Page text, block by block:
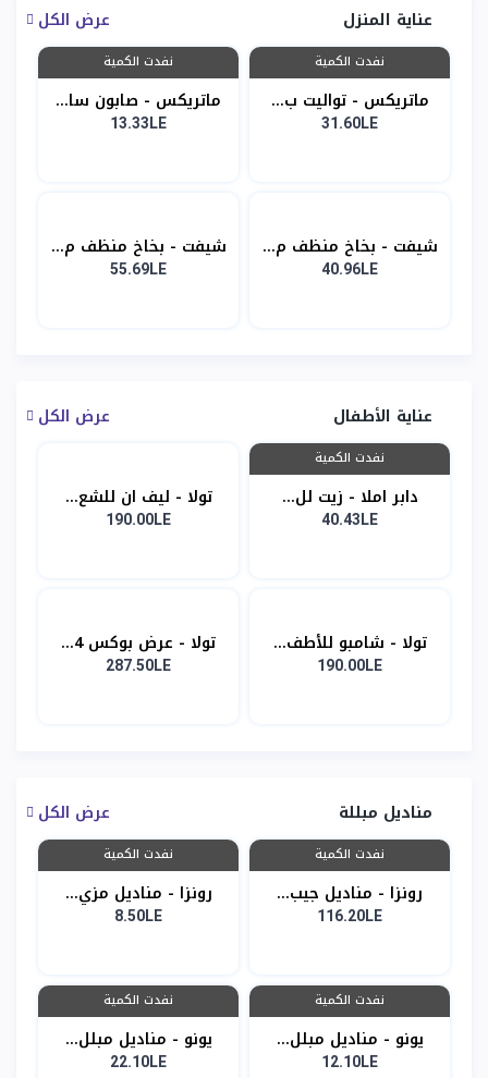
عناية المنزل عرض الكل
نفدت الكمية
ماتريكس - تواليت ب...
31.60LE
نفدت الكمية
ماتريكس - صابون سا...
13.33LE
شيفت - بخاخ منظف م...
40.96LE
شيفت - بخاخ منظف م...
55.69LE
عناية الأطفال عرض الكل
نفدت الكمية
دابر املا - زيت لل...
40.43LE
تولا - ليف ان للشع...
190.00LE
تولا - شامبو للأطف...
190.00LE
تولا - عرض بوكس 4...
287.50LE
مناديل مبللة عرض الكل
نفدت الكمية
رونزا - مناديل جيب...
116.20LE
نفدت الكمية
رونزا - مناديل مزي...
8.50LE
نفدت الكمية
يونو - مناديل مبلل...
12.10LE
نفدت الكمية
يونو - مناديل مبلل...
22.10LE